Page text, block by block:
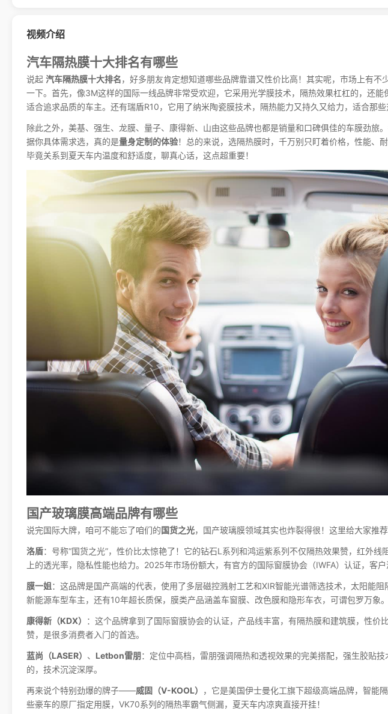
视频介绍
汽车隔热膜十大排名有哪些
说起 汽车隔热膜十大排名 ，好多朋友肯定想知道哪些品牌靠谱又性价比高！其实呢，市场上有不
一下。首先，像3M这样的国际一线品牌非常受欢迎，它采用光学膜技术，隔热效果杠杠的，还能
适合追求品质的车主。还有瑞盾R10，它用了纳米陶瓷膜技术，隔热能力又持久又给力，适合那些
除此之外，美基、强生、龙膜、量子、康得新、山由这些品牌也都是销量和口碑俱佳的车膜劲旅
据你具体需求选，真的是量身定制的体验！总的来说，选隔热膜时，千万别只盯着价格，性能、
毕竟关系到夏天车内温度和舒适度，聊真心话，这点超重要！
国产玻璃膜高端品牌有哪些
说完国际大牌，咱可不能忘了咱们的 国货之光，国产玻璃膜领域其实也炸裂得很！这里给大家推
洛盾：号称“国货之光”，性价比太惊艳了！它的钻石L系列和鸿运紫系列不仅隔热效果赞，红外线
上的透光率，隐私性能也给力。2025年市场份额大，有官方的国际窗膜协会（IWFA）认证，客
膜一姐 ：这品牌是国产高端的代表，使用了多层磁控溅射工艺和XIR智能光谱筛选技术，太阳能
新能源车型车主，还有10年超长质保，膜类产品涵盖车窗膜、改色膜和隐形车衣，可谓包罗万象。
康得新（KDX）
：这个品牌拿到了国际窗膜协会的认证，产品线丰富，有隔热膜和建筑膜，性价
赞，是很多消费者入门的首选。
蓝尚（LASER） 、 Letbon雷朋 ：定位中高档，雷朋强调隔热和透视效果的完美搭配，强生胶贴
的，技术沉淀深厚。
再来说个特别劲爆的牌子——威固（V-KOOL）
，它是美国伊士曼化工旗下超级高端品牌，智能
些豪车的原厂指定用膜，VK70系列的隔热率霸气侧漏，夏天车内凉爽直接开挂！